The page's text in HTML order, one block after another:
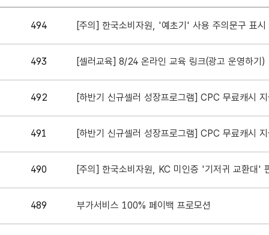
494 [주의] 한국소비자원, '예초기' 사용 주의문구 표
493 [셀러교육] 8/24 온라인 교육 링크(광고 운영하기)
492 [하반기 신규셀러 성장프로그램] CPC 무료캐시
491 [하반기 신규셀러 성장프로그램] CPC 무료캐시
490 [주의] 한국소비자원, KC 미인증 '기저귀 교환대'
489 부가서비스 100% 페이백 프로모션